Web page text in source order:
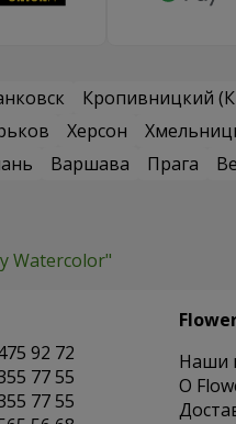
Кропивницкий
Херсон
Варшава Прага
Watercolor"
92 72
77 55
77 55
Наши
O